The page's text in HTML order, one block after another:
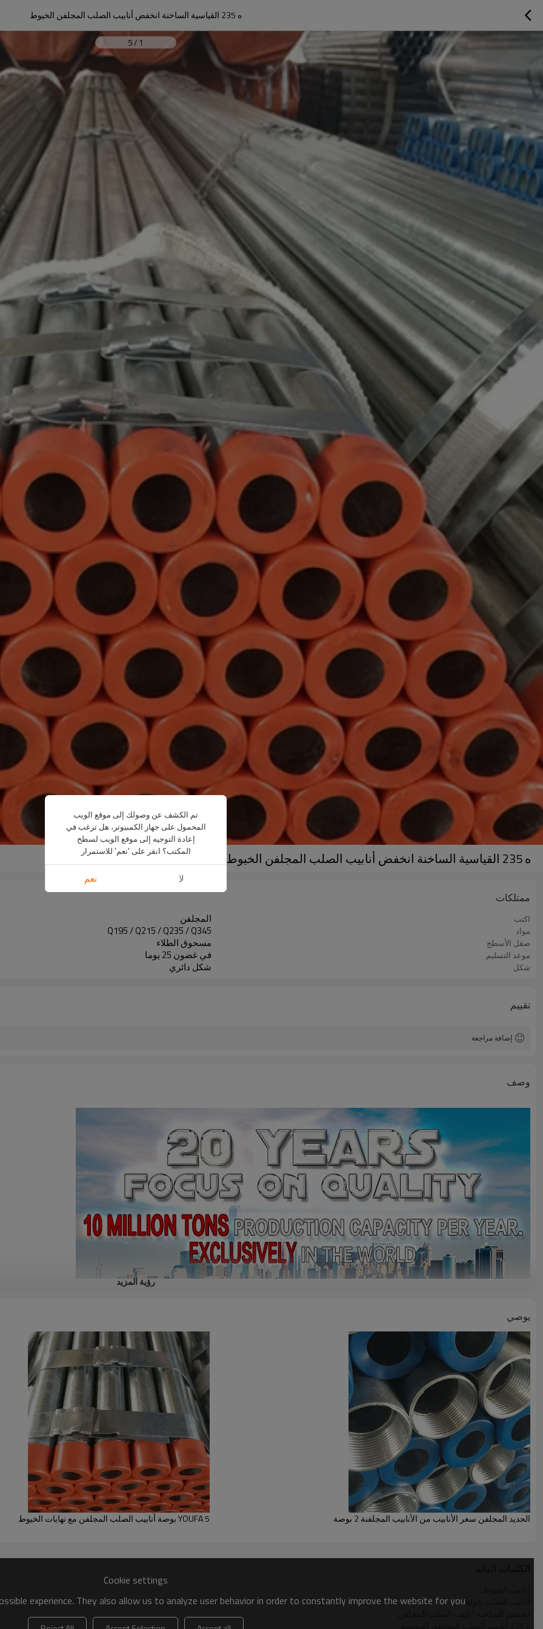
ه 235 القياسية الساخنة انخفض أنابيب الصلب المجلفن الخيوط
1
/
5
ه 235 القياسية الساخنة انخفض أنابيب الصلب المجلفن الخيوط
ممتلكات
اكتب المجلفن
مواد Q195 / Q215 / Q235 / Q345
صقل الأسطح مسحوق الطلاء
موعد التسليم في غضون 25 يوما
شكل شكل دائري
تقييم
إضافة مراجعة
وصف
وصف المنتج
هـ 235 أنابيب الصلب المستديرة المجلفنة بالغمس الساخن من Youfa
رؤية المزيد
يوصي
الحديد المجلفن سعر الأنابيب من الأنابيب المجلفنة 2 بوصة YOUFA 5 بوصة أنابيب الصلب المجلفن مع نهايات الخيوط
Cookie settings
experience. They also allow us to analyze user behavior in order to constantly improve the website for you.
تم الكشف عن وصولك إلى موقع الويب
المحمول على جهاز الكمبيوتر، هل ترغب في
إعادة التوجيه إلى موقع الويب لسطح
المكتب؟ انقر على 'نعم' للاستمرار
لا نعم